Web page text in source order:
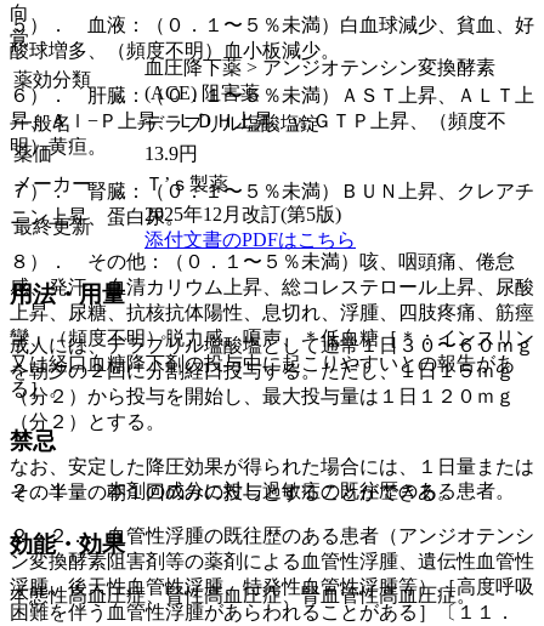
５）． 血液：（０．１〜５％未満）白血球減少、貧血、好
酸球増多、（頻度不明）血小板減少。
６）． 肝臓：（０．１〜５％未満）ＡＳＴ上昇、ＡＬＴ上
昇、Ａｌ−Ｐ上昇、ＬＤＨ上昇、γ−ＧＴＰ上昇、（頻度不
明）黄疸。
７）． 腎臓：（０．１〜５％未満）ＢＵＮ上昇、クレアチ
ニン上昇、蛋白尿。
８）． その他：（０．１〜５％未満）咳、咽頭痛、倦怠
感、発汗、血清カリウム上昇、総コレステロール上昇、尿酸
上昇、尿糖、抗核抗体陽性、息切れ、浮腫、四肢疼痛、筋痙
攣、（頻度不明）脱力感、嗄声、＊低血糖［＊：インスリン
又は経口血糖降下剤の投与中に起こりやすいとの報告があ
る］。
禁忌
２．１． 本剤の成分に対し過敏症の既往歴のある患者。
２．２． 血管性浮腫の既往歴のある患者（アンジオテンシ
ン変換酵素阻害剤等の薬剤による血管性浮腫、遺伝性血管性
浮腫、後天性血管性浮腫、特発性血管性浮腫等）［高度呼吸
困難を伴う血管性浮腫があらわれることがある］〔１１．
向
覚
薬効分類
血圧降下薬 > アンジオテンシン変換酵素
(ACE) 阻害薬
一般名
デラプリル塩酸塩錠
薬価
13.9円
メーカー
Ｔ’ｓ製薬
最終更新
2025年12月改訂(第5版)
添付文書のPDFはこちら
用法・用量
成人には、デラプリル塩酸塩として通常１日３０〜６０ｍｇ
を朝夕の２回に分割経口投与する。ただし、１日１５ｍｇ
（分２）から投与を開始し、最大投与量は１日１２０ｍｇ
（分２）とする。
なお、安定した降圧効果が得られた場合には、１日量または
その半量の朝１回のみの投与とすることができる。
効能・効果
本態性高血圧症、腎性高血圧症、腎血管性高血圧症。